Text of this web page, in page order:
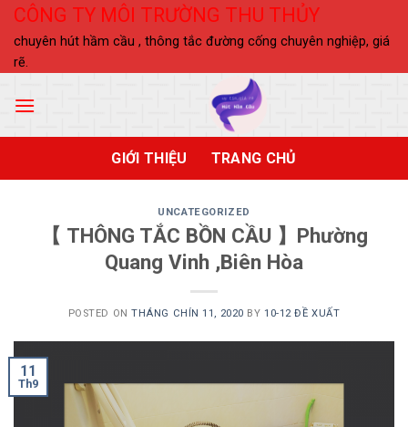
Skip
content
CÔNG TY MÔI TRƯỜNG THU THỦY
chuyên hút hầm cầu , thông tắc đường cống chuyên nghiệp, giá
rẽ.
GIỚI THIỆU TRANG CHỦ
UNCATEGORIZED
【 THÔNG TẮC BỒN CẦU 】Phường
Quang Vinh ,Biên Hòa
POSTED ONTHÁNG CHÍN 11, 2020 BY10-12 ĐỀ XUẤT
11
Th9